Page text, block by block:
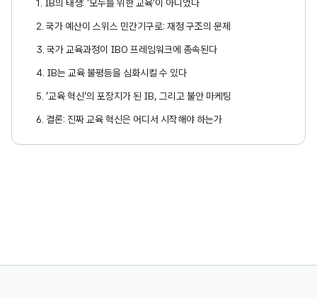
1. IB의 태생: ‘모두를 위한 교육’이 아니었다
2. 국가 예산이 스위스 민간기구로: 재정 구조의 문제
3. 국가 교육과정이 IBO 프레임워크에 종속된다
4. IB는 교육 불평등을 심화시킬 수 있다
5. ‘교육 혁신’의 포장지가 된 IB, 그리고 불안 마케팅
6. 결론: 진짜 교육 혁신은 어디서 시작해야 하는가